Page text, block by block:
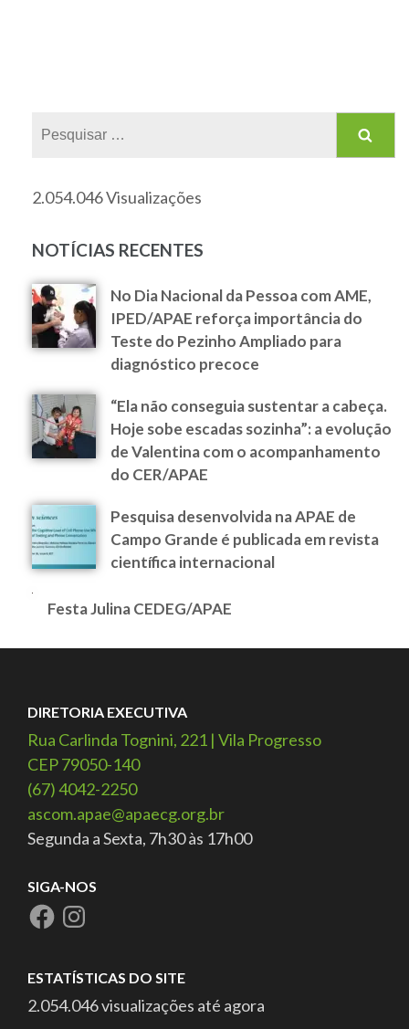
2.054.046 Visualizações
NOTÍCIAS RECENTES
No Dia Nacional da Pessoa com AME,
IPED/APAE reforça importância do
Teste do Pezinho Ampliado para
diagnóstico precoce
“Ela não conseguia sustentar a cabeça.
Hoje sobe escadas sozinha”: a evolução
de Valentina com o acompanhamento
do CER/APAE
Pesquisa desenvolvida na APAE de
Campo Grande é publicada em revista
científica internacional
Festa Julina CEDEG/APAE
DIRETORIA EXECUTIVA
Rua Carlinda Tognini, 221 | Vila Progresso
CEP 79050-140
(67) 4042-2250
ascom.apae@apaecg.org.br
Segunda a Sexta, 7h30 às 17h00
SIGA-NOS
ESTATÍSTICAS DO SITE
2.054.046 visualizações até agora